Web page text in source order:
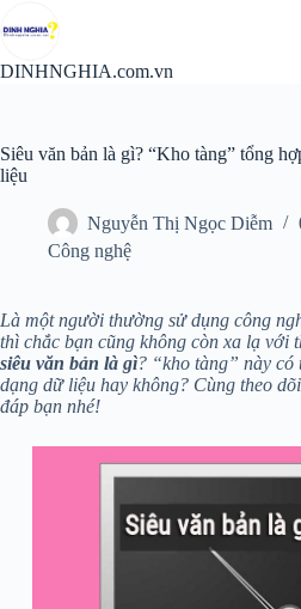
đến
nội
DINHNGHIA.com.vn
Siêu văn bản là gì? “Kho tàng” tổng
liệu
Nguyễn Thị Ngọc Diễm
Công nghệ
Là một người thường sử dụng công
thì chắc bạn cũng không còn xa lạ với
siêu văn bản là gì? “kho tàng” này
dạng dữ liệu hay không? Cùng theo
đáp bạn nhé!